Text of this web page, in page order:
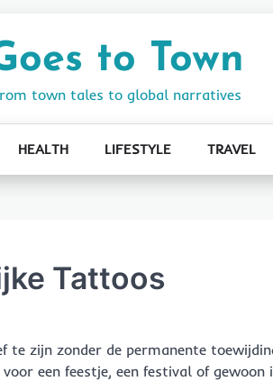
to Town
town tales to global narratives
HEALTH LIFESTYLE TRAVEL
Tattoos
te zijn zonder de permanente
een feestje, een festival of gewoon